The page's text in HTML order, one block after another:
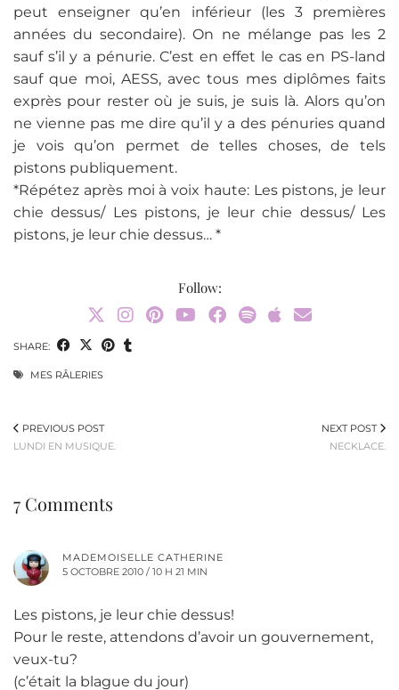
peut enseigner qu’en inférieur (les 3 premières
années du secondaire). On ne mélange pas les 2
sauf s’il y a pénurie. C’est en effet le cas en PS-land
sauf que moi, AESS, avec tous mes diplômes faits
exprès pour rester où je suis, je suis là. Alors qu’on
ne vienne pas me dire qu’il y a des pénuries quand
je vois qu’on permet de telles choses, de tels
pistons publiquement.
*Répétez après moi à voix haute: Les pistons, je leur
chie dessus/ Les pistons, je leur chie dessus/ Les
pistons, je leur chie dessus… *
Follow:
SHARE:
MES RÂLERIES
PREVIOUS POST
LUNDI EN MUSIQUE.
NEXT POST
NECKLACE.
7 Comments
MADEMOISELLE CATHERINE
5 OCTOBRE 2010 / 10 H 21 MIN
Les pistons, je leur chie dessus!
Pour le reste, attendons d’avoir un gouvernement,
veux-tu?
(c’était la blague du jour)